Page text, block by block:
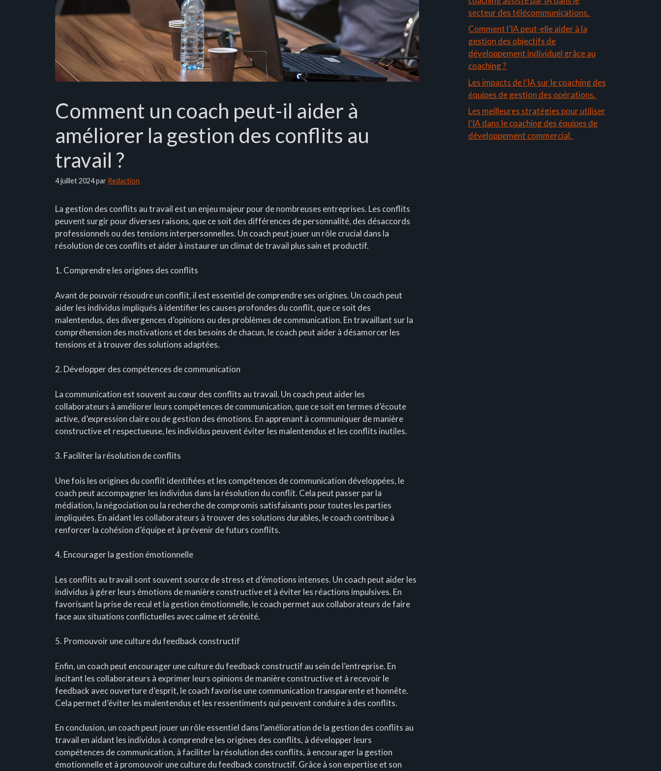
Comment un coach peut-il aider à
améliorer la gestion des conflits au
travail ?
4 juillet 2024par Redaction
La gestion des conflits au travail est un enjeu majeur pour de nombreuses entreprises. Les conflits
peuvent surgir pour diverses raisons, que ce soit des différences de personnalité, des désaccords
professionnels ou des tensions interpersonnelles. Un coach peut jouer un rôle crucial dans la
résolution de ces conflits et aider à instaurer un climat de travail plus sain et productif.
1. Comprendre les origines des conflits
Avant de pouvoir résoudre un conflit, il est essentiel de comprendre ses origines. Un coach peut
aider les individus impliqués à identifier les causes profondes du conflit, que ce soit des
malentendus, des divergences d’opinions ou des problèmes de communication. En travaillant sur la
compréhension des motivations et des besoins de chacun, le coach peut aider à désamorcer les
tensions et à trouver des solutions adaptées.
2. Développer des compétences de communication
La communication est souvent au cœur des conflits au travail. Un coach peut aider les
collaborateurs à améliorer leurs compétences de communication, que ce soit en termes d’écoute
active, d’expression claire ou de gestion des émotions. En apprenant à communiquer de manière
constructive et respectueuse, les individus peuvent éviter les malentendus et les conflits inutiles.
3. Faciliter la résolution de conflits
Une fois les origines du conflit identifiées et les compétences de communication développées, le
coach peut accompagner les individus dans la résolution du conflit. Cela peut passer par la
médiation, la négociation ou la recherche de compromis satisfaisants pour toutes les parties
impliquées. En aidant les collaborateurs à trouver des solutions durables, le coach contribue à
renforcer la cohésion d’équipe et à prévenir de futurs conflits.
4. Encourager la gestion émotionnelle
Les conflits au travail sont souvent source de stress et d’émotions intenses. Un coach peut aider les
individus à gérer leurs émotions de manière constructive et à éviter les réactions impulsives. En
favorisant la prise de recul et la gestion émotionnelle, le coach permet aux collaborateurs de faire
face aux situations conflictuelles avec calme et sérénité.
5. Promouvoir une culture du feedback constructif
Enfin, un coach peut encourager une culture du feedback constructif au sein de l’entreprise. En
incitant les collaborateurs à exprimer leurs opinions de manière constructive et à recevoir le
feedback avec ouverture d’esprit, le coach favorise une communication transparente et honnête.
Cela permet d’éviter les malentendus et les ressentiments qui peuvent conduire à des conflits.
En conclusion, un coach peut jouer un rôle essentiel dans l’amélioration de la gestion des conflits au
travail en aidant les individus à comprendre les origines des conflits, à développer leurs
compétences de communication, à faciliter la résolution des conflits, à encourager la gestion
émotionnelle et à promouvoir une culture du feedback constructif. Grâce à son expertise et son
secteur des télécommunications.
Comment l’IA peut-elle aider à la
gestion des objectifs de
développement individuel grâce au
coaching ?
Les impacts de l’IA sur le coaching des
équipes de gestion des opérations.
Les meilleures stratégies pour utiliser
l’IA dans le coaching des équipes de
développement commercial.